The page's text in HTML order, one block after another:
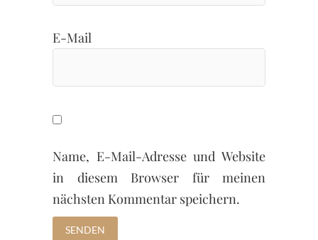
E-Mail
Name, E-Mail-Adresse und Website
in diesem Browser für meinen
nächsten Kommentar speichern.